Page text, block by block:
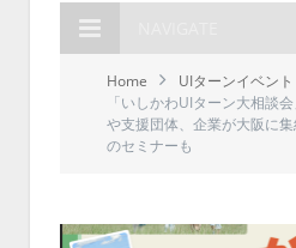
Home UIターンイベント
「いしかわUIターン大相談
や支援団体、企業が大阪に
のセミナーも